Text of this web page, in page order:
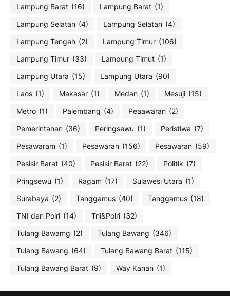
Lampung Barat (16) Lampung Barat (1)
Lampung Selatan (4) Lampung Selatan (4)
Lampung Tengah (2) Lampung Timur (106)
Lampung Timur (33) Lampung Timut (1)
Lampung Utara (15) Lampung Utara (90)
Laos (1) Makasar (1) Medan (1) Mesuji (15)
Metro (1) Palembang (4) Peaawaran (2)
Pemerintahan (36) Peringsewu (1) Peristiwa (7)
Pesawaram (1) Pesawaran (156) Pesawaran (59)
Pesisir Barat (40) Pesisir Barat (22) Politik (7)
Pringsewu (1) Ragam (17) Sulawesi Utara (1)
Surabaya (2) Tanggamus (40) Tanggamus (18)
TNI dan Polri (14) Tni&Polri (32)
Tulang Bawamg (2) Tulang Bawang (346)
Tulang Bawang (64) Tulang Bawang Barat (115)
Tulang Bawang Barat (9) Way Kanan (1)